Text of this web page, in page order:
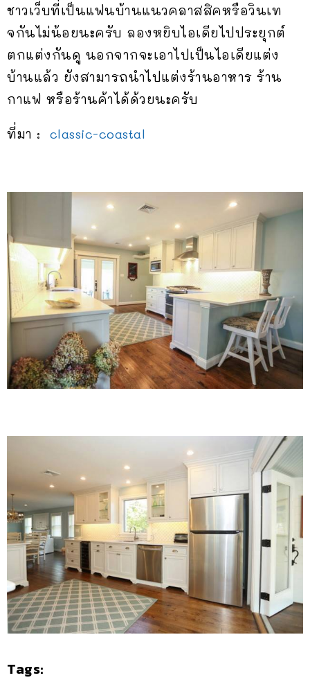
ชาวเว็บที่เป็นแฟนบ้านแนวคลาสสิคหรือวินเท
จกันไม่น้อยนะครับ ลองหยิบไอเดียไปประยุกต์
ตกแต่งกันดู นอกจากจะเอาไปเป็นไอเดียแต่ง
บ้านแล้ว ยังสามารถนำไปแต่งร้านอาหาร ร้าน
กาแฟ หรือร้านค้าได้ด้วยนะครับ
ที่มา : classic-coastal
Tags: